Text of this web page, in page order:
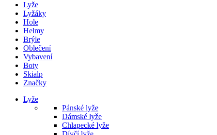
Lyže
Lyžáky
Hole
Helmy
Brýle
Oblečení
Vybavení
Boty
Skialp
Značky
Lyže
Pánské lyže
Dámské lyže
Chlapecké lyže